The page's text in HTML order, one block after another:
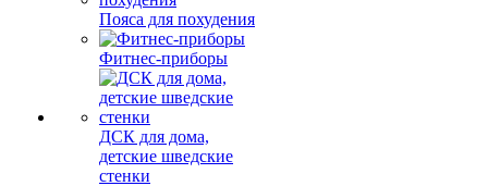
Пояса для похудения
Фитнес-приборы
ДСК для дома,
детские шведские
стенки